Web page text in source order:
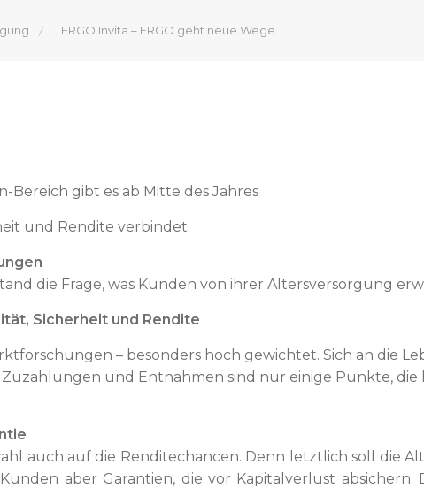
ERGO Invita – ERGO geht neue Wege
Bereich gibt es ab Mitte des Jahres
und Rendite verbindet.
die Frage, was Kunden von ihrer Altersversorgung
Sicherheit und Rendite
– besonders hoch gewichtet. Sich an die
und Entnahmen sind nur einige Punkte, die
auch auf die Renditechancen. Denn letztlich soll die
aber Garantien, die vor Kapitalverlust absichern.